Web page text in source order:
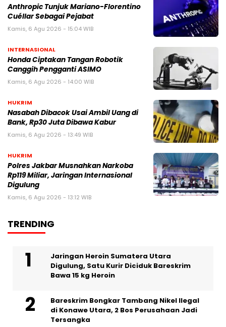
Anthropic Tunjuk Mariano-Florentino
Cuéllar Sebagai Pejabat
Kamis, 6 Agu 2026 - 15:04 WIB
INTERNASIONAL
Honda Ciptakan Tangan Robotik
Canggih Pengganti ASIMO
Kamis, 6 Agu 2026 - 14:00 WIB
HUKRIM
Nasabah Dibacok Usai Ambil Uang di
Bank, Rp30 Juta Dibawa Kabur
Kamis, 6 Agu 2026 - 13:49 WIB
HUKRIM
Polres Jakbar Musnahkan Narkoba
Rp119 Miliar, Jaringan Internasional
Digulung
Kamis, 6 Agu 2026 - 13:12 WIB
TRENDING
Jaringan Heroin Sumatera Utara
Digulung, Satu Kurir Diciduk Bareskrim
Bawa 15 kg Heroin
Bareskrim Bongkar Tambang Nikel Ilegal
di Konawe Utara, 2 Bos Perusahaan Jadi
Tersangka